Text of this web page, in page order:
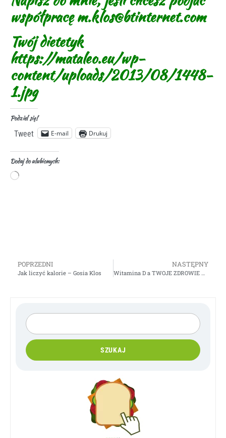
współpracę m.klos@btinternet.com
Twój dietetyk
https://mataleo.eu/wp-
content/uploads/2013/08/1448-
1.jpg
Podziel się!
Tweet E-mail Drukuj
Dodaj do ulubionych:
SZUKAJ
POPRZEDNI
Jak liczyć kalorie – Gosia Klos
NASTĘPNY
Witamina D a TWOJE ZDROWIE – Gosia Klos